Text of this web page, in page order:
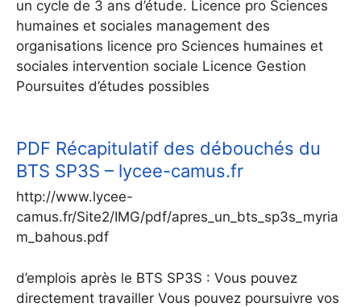
un cycle de 3 ans d’étude. Licence pro Sciences
humaines et sociales management des
organisations licence pro Sciences humaines et
sociales intervention sociale Licence Gestion
Poursuites d’études possibles
PDF Récapitulatif des débouchés du
BTS SP3S – lycee-camus.fr
http://www.lycee-
camus.fr/Site2/IMG/pdf/apres_un_bts_sp3s_myria
m_bahous.pdf
d’emplois après le BTS SP3S : Vous pouvez
directement travailler Vous pouvez poursuivre vos